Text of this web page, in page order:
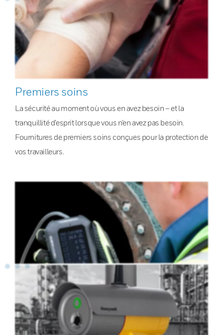
Premiers soins
La sécurité au moment où vous en avez besoin – et la
tranquillité d’esprit lorsque vous n’en avez pas besoin.
Fournitures de premiers soins conçues pour la protection de
vos travailleurs.